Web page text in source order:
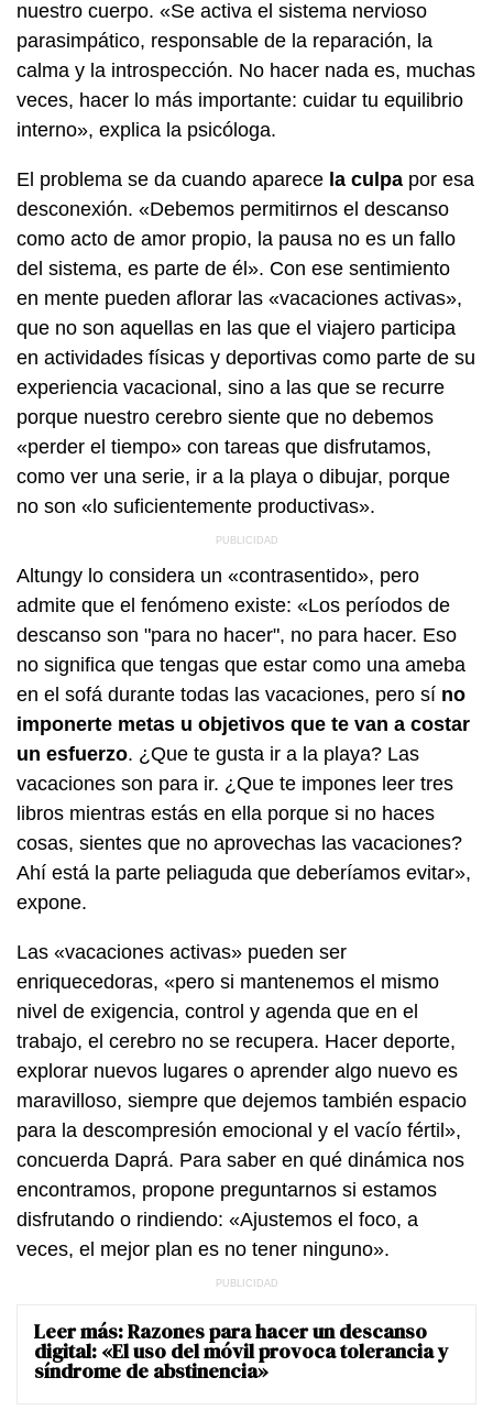
nuestro cuerpo. «Se activa el sistema nervioso
parasimpático, responsable de la reparación, la
calma y la introspección. No hacer nada es, muchas
veces, hacer lo más importante: cuidar tu equilibrio
interno», explica la psicóloga.
El problema se da cuando aparece la culpa por esa
desconexión. «Debemos permitirnos el descanso
como acto de amor propio, la pausa no es un fallo
del sistema, es parte de él». Con ese sentimiento
en mente pueden aflorar las «vacaciones activas»,
que no son aquellas en las que el viajero participa
en actividades físicas y deportivas como parte de su
experiencia vacacional, sino a las que se recurre
porque nuestro cerebro siente que no debemos
«perder el tiempo» con tareas que disfrutamos,
como ver una serie, ir a la playa o dibujar, porque
no son «lo suficientemente productivas».
Altungy lo considera un «contrasentido», pero
admite que el fenómeno existe: «Los períodos de
descanso son "para no hacer", no para hacer. Eso
no significa que tengas que estar como una ameba
en el sofá durante todas las vacaciones, pero sí no
imponerte metas u objetivos que te van a costar
un esfuerzo. ¿Que te gusta ir a la playa? Las
vacaciones son para ir. ¿Que te impones leer tres
libros mientras estás en ella porque si no haces
cosas, sientes que no aprovechas las vacaciones?
Ahí está la parte peliaguda que deberíamos evitar»,
expone.
Las «vacaciones activas» pueden ser
enriquecedoras, «pero si mantenemos el mismo
nivel de exigencia, control y agenda que en el
trabajo, el cerebro no se recupera. Hacer deporte,
explorar nuevos lugares o aprender algo nuevo es
maravilloso, siempre que dejemos también espacio
para la descompresión emocional y el vacío fértil»,
concuerda Daprá. Para saber en qué dinámica nos
encontramos, propone preguntarnos si estamos
disfrutando o rindiendo: «Ajustemos el foco, a
veces, el mejor plan es no tener ninguno».
Leer más:Razones para hacer un descanso
digital: «El uso del móvil provoca tolerancia y
síndrome de abstinencia»